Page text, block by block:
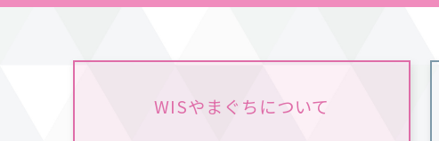
WISやまぐちについて